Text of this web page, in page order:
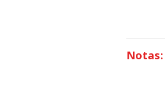
Notas: